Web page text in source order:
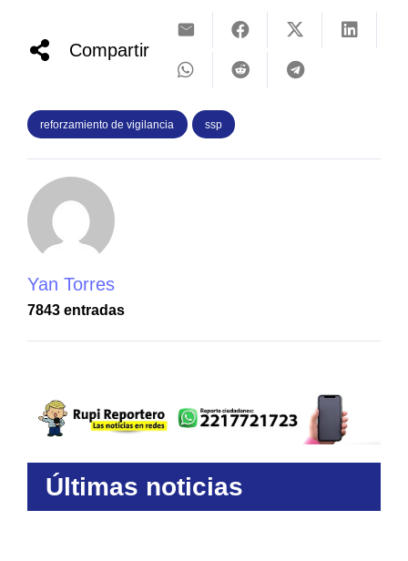
Compartir
reforzamiento de vigilancia ssp
Yan Torres
7843 entradas
Últimas noticias